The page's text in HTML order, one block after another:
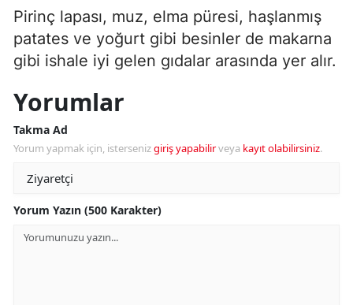
Pirinç lapası, muz, elma püresi, haşlanmış
patates ve yoğurt gibi besinler de makarna
gibi ishale iyi gelen gıdalar arasında yer alır.
Yorumlar
Takma Ad
Yorum yapmak için, istersenizgiriş yapabilirveya kayıt olabilirsiniz.
Yorum Yazın (500 Karakter)